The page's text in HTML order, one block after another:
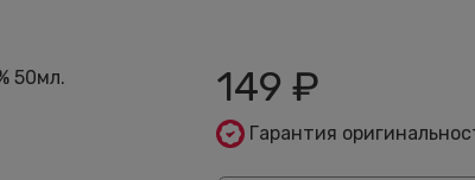
149 ₽
Гарантия